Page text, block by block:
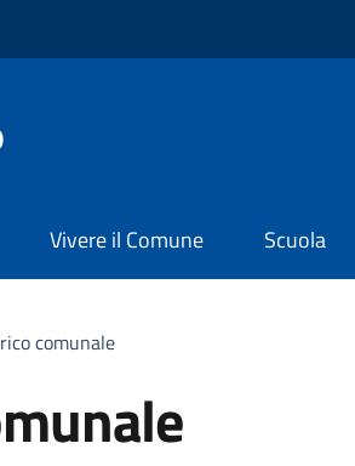
Vivere il Comune Scuola
comunale